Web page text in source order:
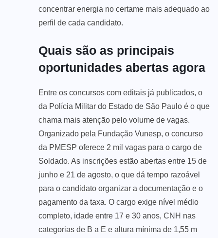
concentrar energia no certame mais adequado ao
perfil de cada candidato.
Quais são as principais
oportunidades abertas agora
Entre os concursos com editais já publicados, o
da Polícia Militar do Estado de São Paulo é o que
chama mais atenção pelo volume de vagas.
Organizado pela Fundação Vunesp, o concurso
da PMESP oferece 2 mil vagas para o cargo de
Soldado. As inscrições estão abertas entre 15 de
junho e 21 de agosto, o que dá tempo razoável
para o candidato organizar a documentação e o
pagamento da taxa. O cargo exige nível médio
completo, idade entre 17 e 30 anos, CNH nas
categorias de B a E e altura mínima de 1,55 m